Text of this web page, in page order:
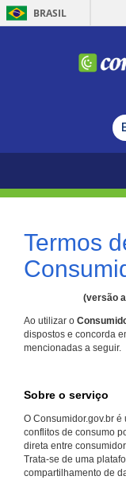
BRASIL
Termos
(versão
Ao utilizar o
dispostos e concorda
mencionadas a seguir.
Sobre o serviço
O Consumidor.gov.br
conflitos de consumo
direta entre
Trata-se de uma
compartilhamento de